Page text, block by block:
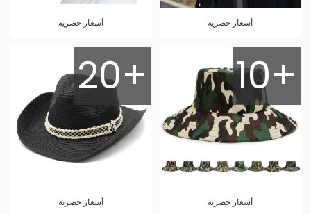
أسعار حصرية أسعار حصرية
10+
أسعار حصرية
20+
أسعار حصرية